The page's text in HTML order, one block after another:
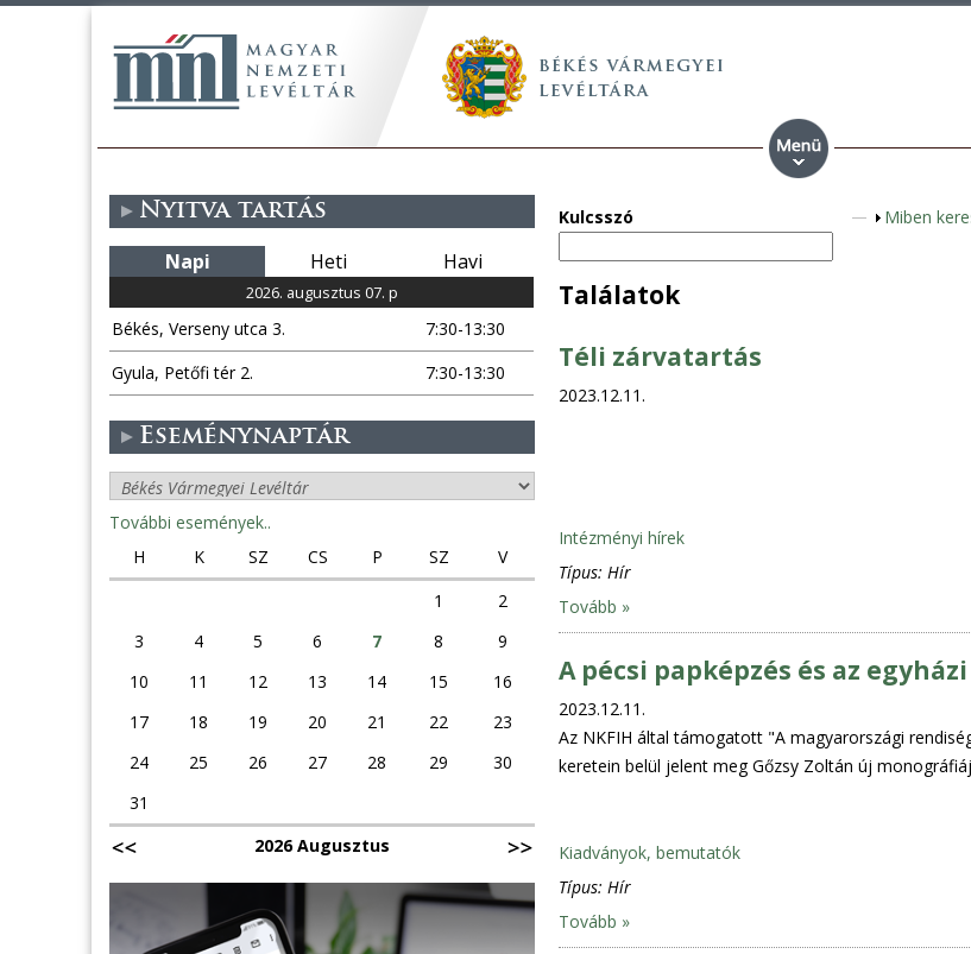
Kulcsszó
M
Miben
Találatok
Téli zárvatartás
2023.12.11.
Intézményi hírek
Típus: Hír
Tovább »
A pécsi papképzés és az
2023.12.11.
Az NKFIH által támogatott "A magyarországi
keretein belül jelent meg Gőzsy Zoltán új
Kiadványok, bemutatók
Típus: Hír
Tovább »
Nyitva tartás
Napi Heti Havi
2026. augusztus 07. p
Békés, Verseny utca 3.
7:30-13:30
Gyula, Petőfi tér 2.
7:30-13:30
Eseménynaptár
További események..
H
K SZ CS P SZ
V
1
2
3
4 5 6 7 8
9
10
11 12 13 14 15
16
17
18 19 20 21 22
23
24
25 26 27 28 29
30
31
2026 Augusztus